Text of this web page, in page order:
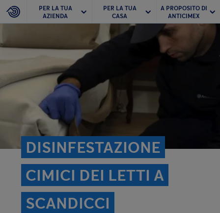
PER LA TUA
AZIENDA
PER LA TUA
CASA
A PROPOSITO DI
ANTICIMEX
DISINFESTAZIONE
CIMICI DEI LETTI A
SCANDICCI